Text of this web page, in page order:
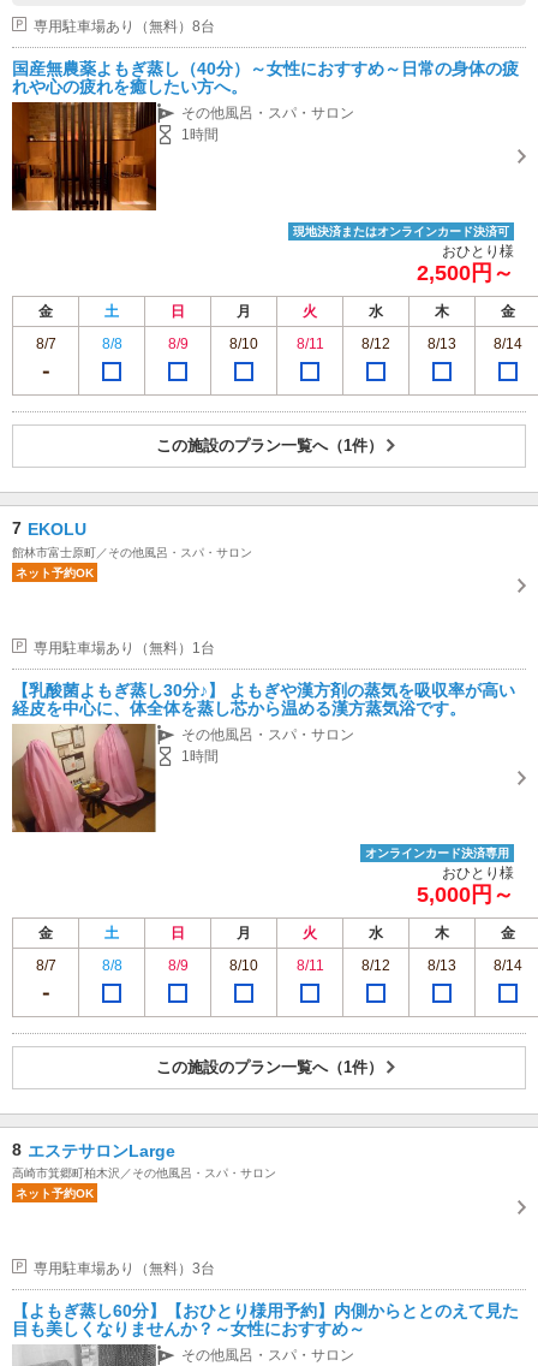
専用駐車場あり（無料）8台
国産無農薬よもぎ蒸し（40分）～女性におすすめ～日常の身体の疲
れや心の疲れを癒したい方へ。
その他風呂・スパ・サロン
1時間
現地決済またはオンラインカード決済可
おひとり様
2,500円～
金 土 日 月 火 水 木
金
8/7
8/8 8/9 8/10 8/11 8/12 8/13 8/14
この施設のプラン一覧へ（1件）
7 EKOLU
館林市富士原町／その他風呂・スパ・サロン
ネット予約OK
専用駐車場あり（無料）1台
【乳酸菌よもぎ蒸し30分♪】 よもぎや漢方剤の蒸気を吸収率が高い
経皮を中心に、体全体を蒸し芯から温める漢方蒸気浴です。
その他風呂・スパ・サロン
1時間
オンラインカード決済専用
おひとり様
5,000円～
金 土 日 月 火 水 木
金
8/7
8/8 8/9 8/10 8/11 8/12 8/13 8/14
この施設のプラン一覧へ（1件）
8 エステサロンLarge
高崎市箕郷町柏木沢／その他風呂・スパ・サロン
ネット予約OK
専用駐車場あり（無料）3台
【よもぎ蒸し60分】【おひとり様用予約】内側からととのえて見た
目も美しくなりませんか？～女性におすすめ～
その他風呂・スパ・サロン